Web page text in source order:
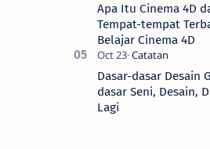
Apa Itu Cinema 4D
Tempat-tempat
Belajar Cinema 4D
Dasar-dasar Desain
dasar Seni, Desain,
Lagi